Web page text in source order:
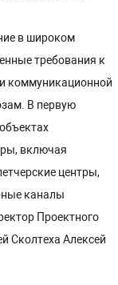
в широком
требования к
коммуникационной
В первую
включая
центры,
каналы
Проектного
Сколтеха Алексей